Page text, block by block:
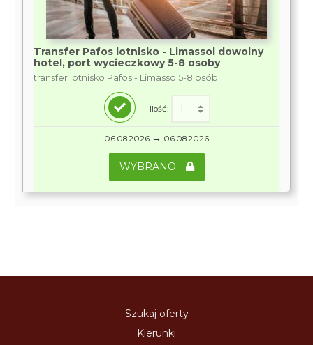
Transfer Pafos lotnisko - Limassol dowolny
hotel, port wycieczkowy 5-8 osoby
transfer lotnisko Pafos - Limassol5-8 osób
Ilość:
06.08.2026 → 06.08.2026
WYBRANO
Szukaj oferty
Kierunki